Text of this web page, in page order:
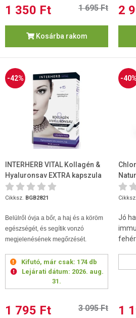
1 350 Ft 1 695 Ft
Kosárba rakom
2
-42%
INTERHERB VITAL Kollagén &
Hyaluronsav EXTRA kapszula
30db
Cikksz. BGB2821
Belülről óvja a bőr, a haj és a köröm
egészségét, és segítik vonzó
megjelenésének megőrzését.
Kifutó, már csak: 174 db
Lejárati dátum: 2026. aug.
31.
1 795 Ft 3 095 Ft
-40%
Cikksz.
Jó
1